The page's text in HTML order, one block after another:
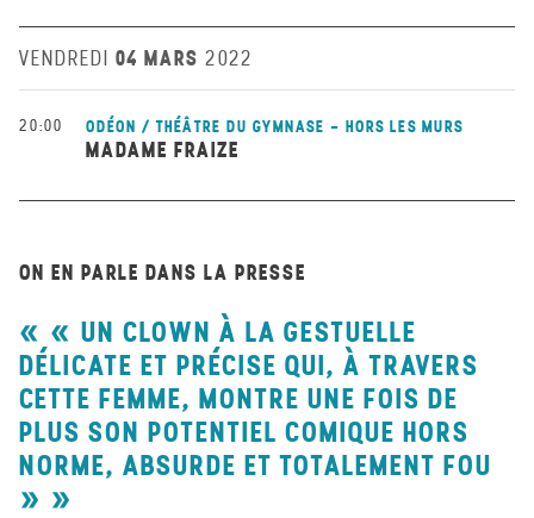
VENDREDI 04 MARS 2022
20:00 ODÉON / THÉÂTRE DU GYMNASE - HORS LES MURS
MADAME FRAIZE
ON EN PARLE DANS LA PRESSE
« UN CLOWN À LA GESTUELLE
DÉLICATE ET PRÉCISE QUI, À TRAVERS
CETTE FEMME, MONTRE UNE FOIS DE
PLUS SON POTENTIEL COMIQUE HORS
NORME, ABSURDE ET TOTALEMENT FOU
»